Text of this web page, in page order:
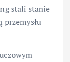
stali stanie
przemysłu